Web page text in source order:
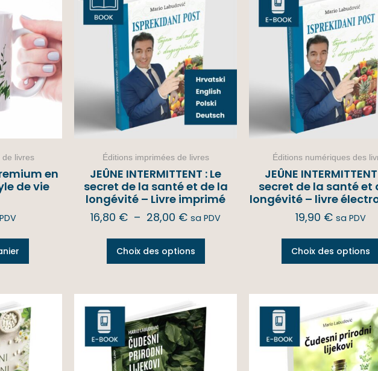
de livres
en
de vie
Éditions imprimées de livres
JEÛNE INTERMITTENT : Le
secret de la santé et de la
longévité – Livre imprimé
16,80 € – 28,00 € sa PDV
Choix des options
Éditions numériques des
JEÛNE
secret de la santé et
longévité – livre
19,90 € sa PDV
Choix des options